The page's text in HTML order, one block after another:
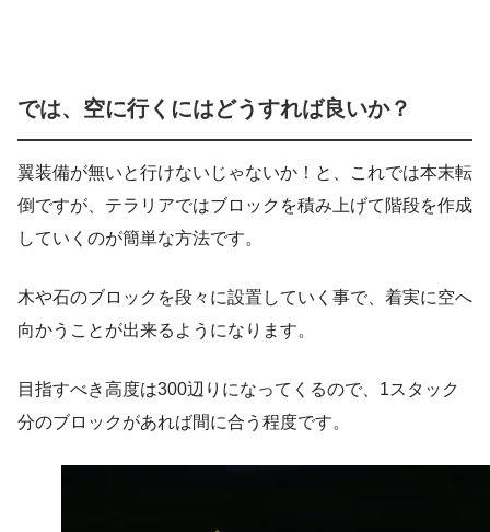
では、空に行くにはどうすれば良いか？
翼装備が無いと行けないじゃないか！と、これでは本末転
倒ですが、テラリアではブロックを積み上げて階段を作成
していくのが簡単な方法です。
木や石のブロックを段々に設置していく事で、着実に空へ
向かうことが出来るようになります。
目指すべき高度は300辺りになってくるので、1スタック
分のブロックがあれば間に合う程度です。